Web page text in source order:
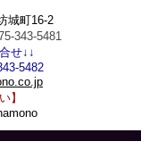
城町16-2
343-5481
せ↓↓
5482
】